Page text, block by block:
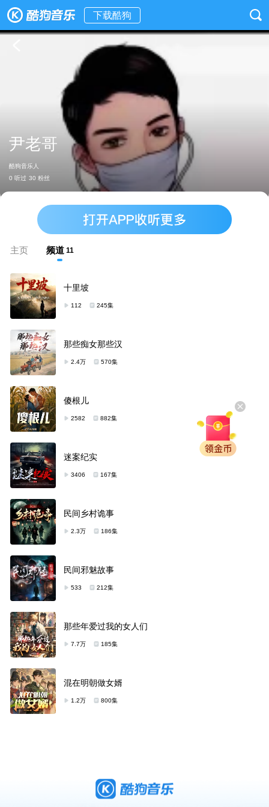
下载酷狗
尹老哥
酷狗音乐人
0 听过 30 粉丝
主页 频道 11
十里坡
112 245集
那些痴女那些汉
2.4万 570集
傻根儿
2582 882集
迷案纪实
3406 167集
民间乡村诡事
2.3万 186集
民间邪魅故事
533 212集
那些年爱过我的女人们
7.7万 185集
混在明朝做女婿
1.2万 800集